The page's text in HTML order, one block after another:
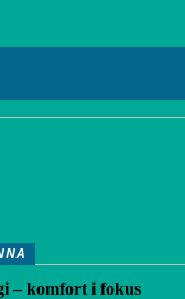
– komfort i fokus